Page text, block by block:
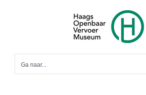
Ga naar...